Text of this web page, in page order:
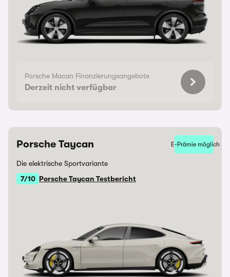
Porsche Macan Finanzierungsangebote
Derzeit nicht verfügbar
Porsche Taycan E-Prämie möglich
Die elektrische Sportvariante
7/10 Porsche Taycan Testbericht